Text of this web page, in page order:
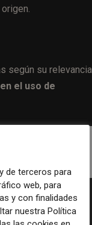
según su relevancia
el uso de
perfiles que no
intereses,
vertidos ilegales
de terceros para
web, para
y con finalidades
nuestra Política